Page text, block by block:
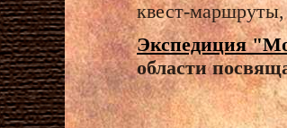
квест-маршруты,
Экспедиция
области